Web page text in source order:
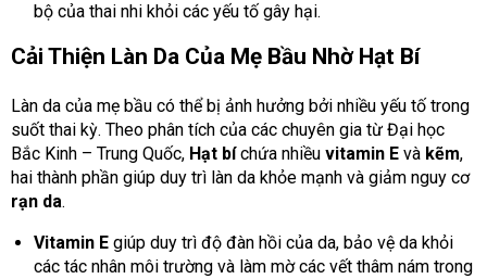
bộ của thai nhi khỏi các yếu tố gây hại.
Cải Thiện Làn Da Của Mẹ Bầu Nhờ Hạt Bí
Làn da của mẹ bầu có thể bị ảnh hưởng bởi nhiều yếu tố trong
suốt thai kỳ. Theo phân tích của các chuyên gia từ Đại học
Bắc Kinh – Trung Quốc, Hạt bíchứa nhiều vitamin E và kẽm,
hai thành phần giúp duy trì làn da khỏe mạnh và giảm nguy cơ
rạn da.
Vitamin Egiúp duy trì độ đàn hồi của da, bảo vệ da khỏi
các tác nhân môi trường và làm mờ các vết thâm nám trong